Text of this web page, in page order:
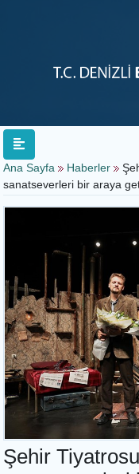
Ana Sayfa Haberler
sanatseverleri bir araya
Şehir